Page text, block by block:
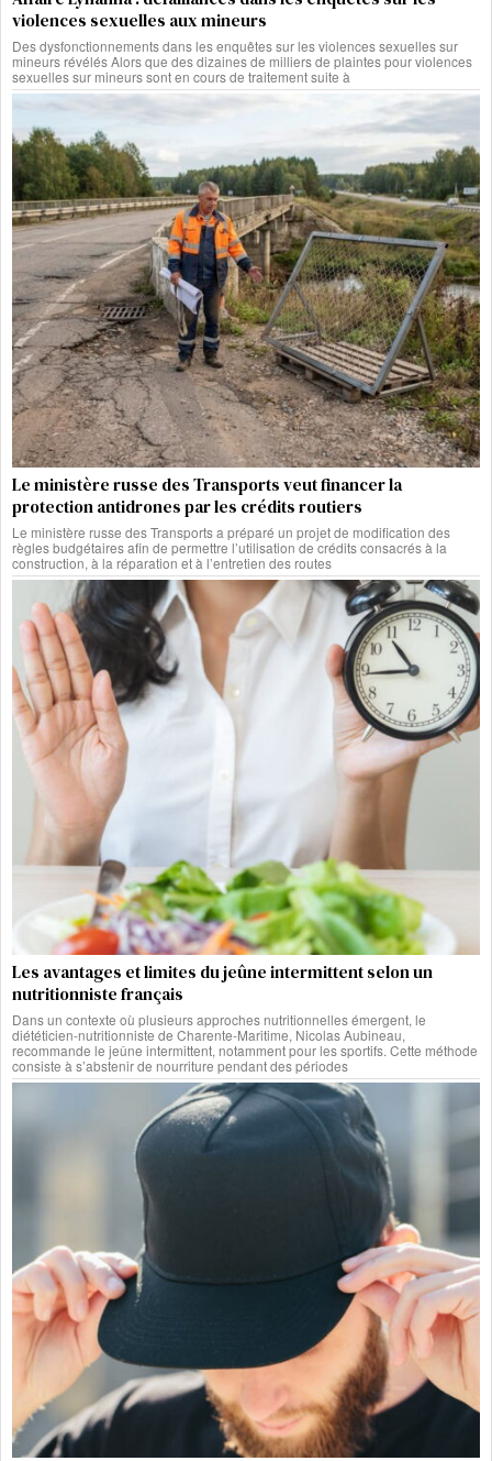
violences sexuelles aux mineurs
Des dysfonctionnements dans les enquêtes sur les violences sexuelles sur
mineurs révélés Alors que des dizaines de milliers de plaintes pour violences
sexuelles sur mineurs sont en cours de traitement suite à
Le ministère russe des Transports veut financer la
protection antidrones par les crédits routiers
Le ministère russe des Transports a préparé un projet de modification des
règles budgétaires afin de permettre l’utilisation de crédits consacrés à la
construction, à la réparation et à l’entretien des routes
Les avantages et limites du jeûne intermittent selon un
nutritionniste français
Dans un contexte où plusieurs approches nutritionnelles émergent, le
diététicien-nutritionniste de Charente-Maritime, Nicolas Aubineau,
recommande le jeûne intermittent, notamment pour les sportifs. Cette méthode
consiste à s’abstenir de nourriture pendant des périodes